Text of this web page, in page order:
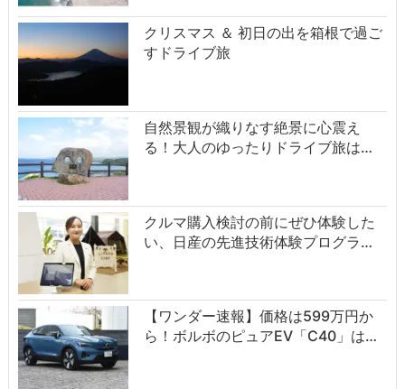
クリスマス ＆ 初日の出を箱根で過ご
すドライブ旅
自然景観が織りなす絶景に心震え
る！大人のゆったりドライブ旅は…
クルマ購入検討の前にぜひ体験した
い、日産の先進技術体験プログラ…
【ワンダー速報】価格は599万円か
ら！ボルボのピュアEV「C40」は…